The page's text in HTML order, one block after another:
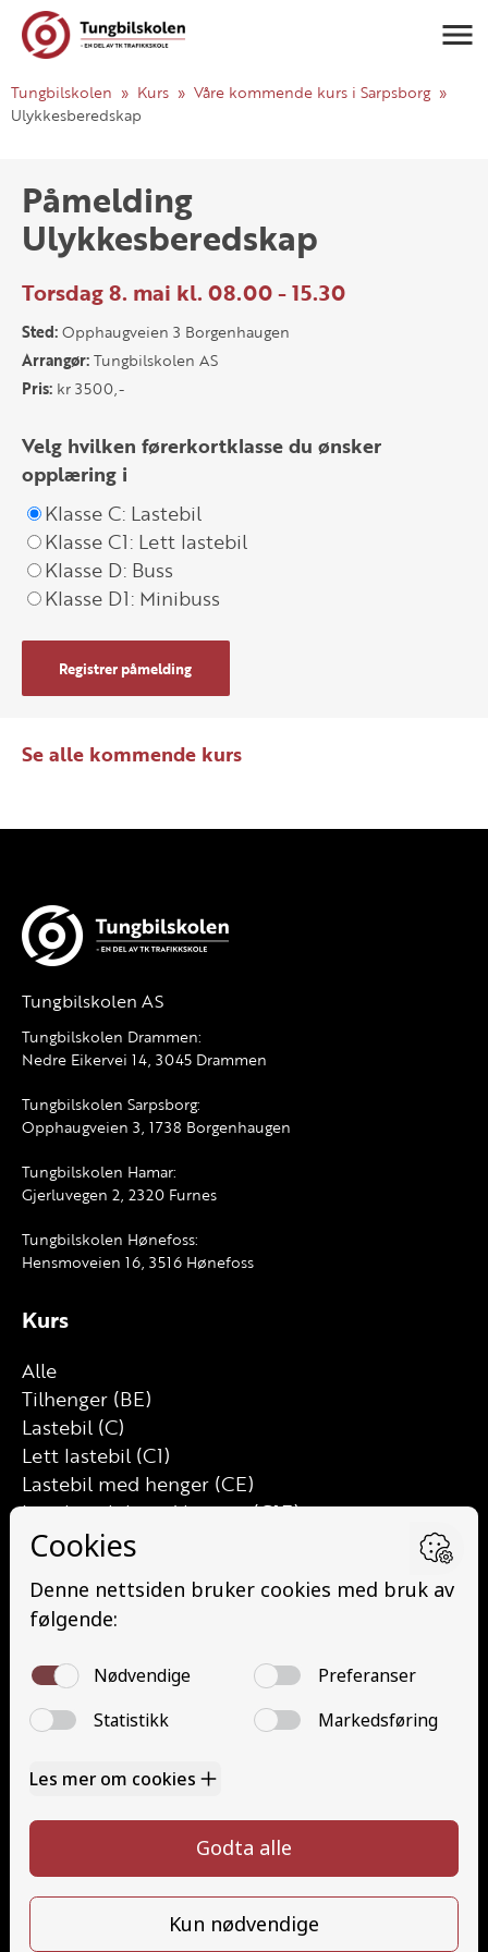
Tungbilskolen Kurs
Våre kommende kurs i Sarpsborg
Ulykkesberedskap
Påmelding
Ulykkesberedskap
Torsdag 8. mai kl. 08.00 - 15.30
Sted:Opphaugveien 3 Borgenhaugen
Arrangør:Tungbilskolen AS
Pris: kr 3500,-
Velg hvilken førerkortklasse du ønsker
opplæring i
Klasse C: Lastebil
Klasse C1: Lett lastebil
Klasse D: Buss
Klasse D1: Minibuss
Registrer påmelding
Se alle kommende kurs
Tungbilskolen AS
Tungbilskolen Drammen:
Nedre Eikervei 14, 3045 Drammen
Tungbilskolen Sarpsborg:
Opphaugveien 3, 1738 Borgenhaugen
Tungbilskolen Hamar:
Gjerluvegen 2, 2320 Furnes
Tungbilskolen Hønefoss:
Hensmoveien 16, 3516 Hønefoss
Kurs
Alle
Tilhenger (BE)
Lastebil (C)
Lett lastebil (C1)
Lastebil med henger (CE)
Lett lastebil med henger (C1E)
Buss (D)
Minibuss (D1)
Minibuss med henger (D1E)
Grunnutdanning Person (YDP – YSK)
YSK Gods etterutdanning (EYDG)
YSK Person etterutdanning (EYDP)
Kontakt
Priser
Elevside
328 24 340
post@tungbilskolen.no
Følg oss